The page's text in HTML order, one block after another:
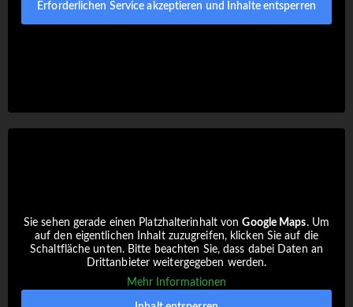
Erforderlichen Service akzeptieren und Inhalte entsperren
Sie sehen gerade einen Platzhalterinhalt vonGoogle Maps. Um
auf den eigentlichen Inhalt zuzugreifen, klicken Sie auf die
Schaltfläche unten. Bitte beachten Sie, dass dabei Daten an
Drittanbieter weitergegeben werden.
Mehr Informationen